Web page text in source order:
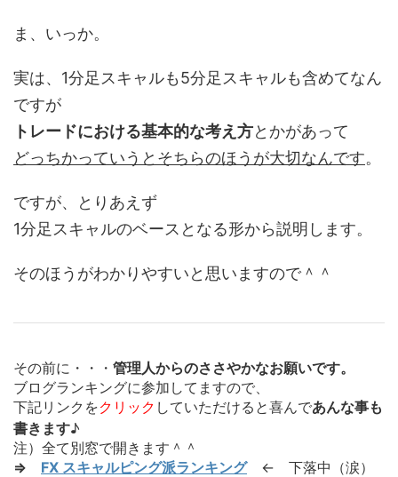
ま、いっか。
実は、1分足スキャルも5分足スキャルも含めてなん
ですが
トレードにおける基本的な考え方とかがあって
どっちかっていうとそちらのほうが大切なんです。
ですが、とりあえず
1分足スキャルのベースとなる形から説明します。
そのほうがわかりやすいと思いますので＾＾
その前に・・・ 管理人からのささやかなお願いです。
ブログランキングに参加してますので、
下記リンクをクリック していただけると喜んであんな事も
書きます♪
注）全て別窓で開きます＾＾
⇒ FX スキャルピング派ランキング
← 下落中（涙）